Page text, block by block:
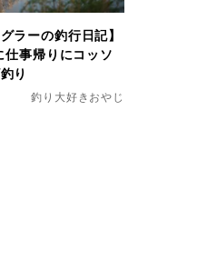
ラーの釣行日記】
事帰りにコッソ
り
釣り大好きおやじ